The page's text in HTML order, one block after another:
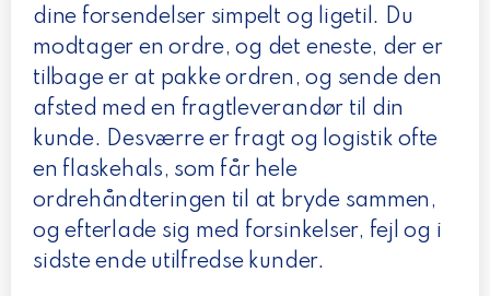
dine forsendelser simpelt og ligetil. Du
modtager en ordre, og det eneste, der er
tilbage er at pakke ordren, og sende den
afsted med en fragtleverandør til din
kunde. Desværre er fragt og logistik ofte
en flaskehals, som får hele
ordrehåndteringen til at bryde sammen,
og efterlade sig med forsinkelser, fejl og i
sidste ende utilfredse kunder.